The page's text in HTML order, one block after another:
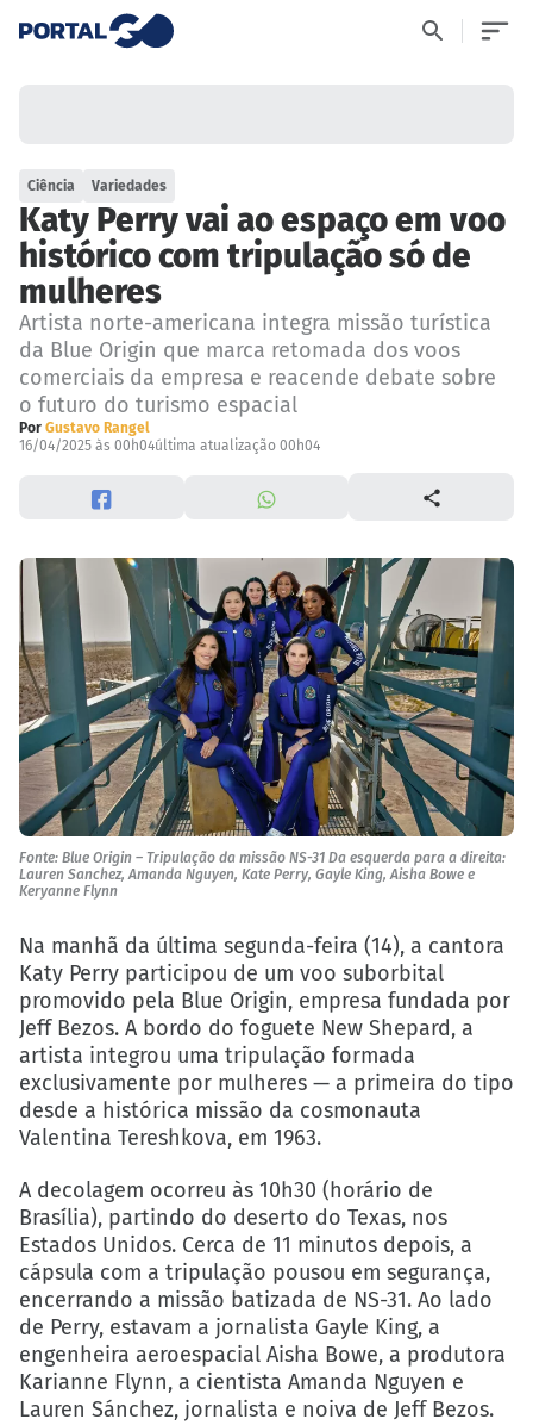
Ciência Variedades
Katy Perry vai ao espaço em voo
histórico com tripulação só de
mulheres
Artista norte-americana integra missão turística
da Blue Origin que marca retomada dos voos
comerciais da empresa e reacende debate sobre
o futuro do turismo espacial
Por Gustavo Rangel
16/04/2025 às 00h04última atualização 00h04
Fonte: Blue Origin – Tripulação da missão NS-31 Da esquerda para a direita:
Lauren Sanchez, Amanda Nguyen, Kate Perry, Gayle King, Aisha Bowe e
Keryanne Flynn
Na manhã da última segunda-feira (14), a cantora
Katy Perry participou de um voo suborbital
promovido pela Blue Origin, empresa fundada por
Jeff Bezos. A bordo do foguete New Shepard, a
artista integrou uma tripulação formada
exclusivamente por mulheres — a primeira do tipo
desde a histórica missão da cosmonauta
Valentina Tereshkova, em 1963.
A decolagem ocorreu às 10h30 (horário de
Brasília), partindo do deserto do Texas, nos
Estados Unidos. Cerca de 11 minutos depois, a
cápsula com a tripulação pousou em segurança,
encerrando a missão batizada de NS-31. Ao lado
de Perry, estavam a jornalista Gayle King, a
engenheira aeroespacial Aisha Bowe, a produtora
Karianne Flynn, a cientista Amanda Nguyen e
Lauren Sánchez, jornalista e noiva de Jeff Bezos.